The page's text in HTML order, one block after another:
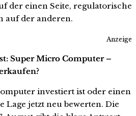
der einen Seite, regulatorische
auf der anderen.
Anzeige
Super Micro Computer –
investiert ist oder einen
Lage jetzt neu bewerten. Die